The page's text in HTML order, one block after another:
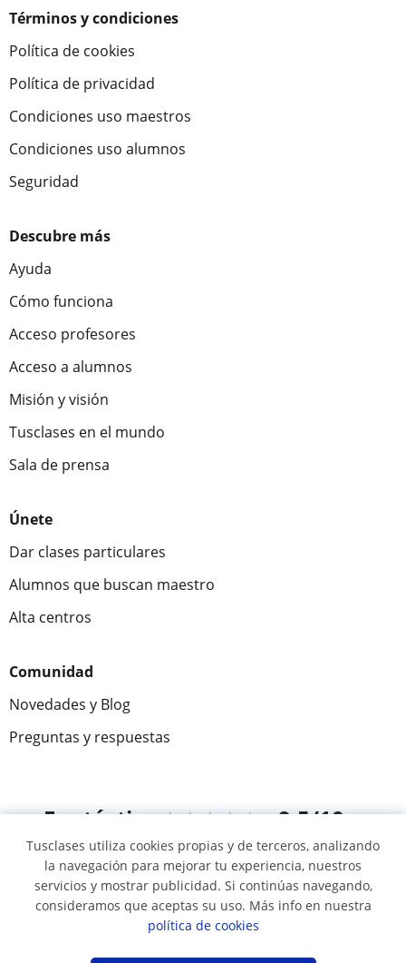
Términos y condiciones
Política de cookies
Política de privacidad
Condiciones uso maestros
Condiciones uso alumnos
Seguridad
Descubre más
Ayuda
Cómo funciona
Acceso profesores
Acceso a alumnos
Misión y visión
Tusclases en el mundo
Sala de prensa
Únete
Dar clases particulares
Alumnos que buscan maestro
Alta centros
Comunidad
Novedades y Blog
Preguntas y respuestas
Fantástica★★★★★ 9,5/10
305915 opiniones de alumnos
© 2007 - 2026 Tusclases.mx
Tusclases utiliza cookies propias y de terceros, analizando
la navegación para mejorar tu experiencia, nuestros
servicios y mostrar publicidad. Si continúas navegando,
consideramos que aceptas su uso. Más info en nuestra
política de cookies